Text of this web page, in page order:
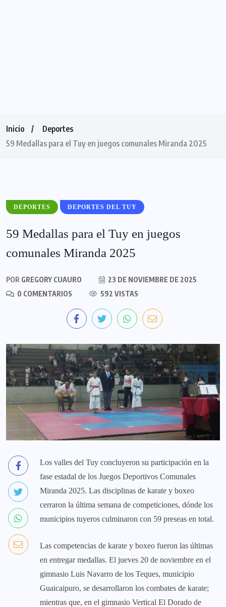
Inicio
Deportes
59 Medallas para el Tuy en juegos comunales Miranda 2025
DEPORTES DEPORTES DEL TUY
59 Medallas para el Tuy en juegos
comunales Miranda 2025
POR GREGORY CUAURO
23 DE NOVIEMBRE DE 2025
0 COMENTARIOS
592 VISTAS
Los valles del Tuy concluyeron su participación en la
fase estadal de los Juegos Deportivos Comunales
Miranda 2025. Las disciplinas de karate y boxeo
cerraron la última semana de competiciones, dónde los
municipios tuyeros culminaron con 59 preseas en total.
Las competencias de karate y boxeo fueron las últimas
en entregar medallas. El jueves 20 de noviembre en el
gimnasio Luis Navarro de los Teques, municipio
Guaicaipuro, se desarrollaron los combates de karate;
mientras que, en el gimnasio Vertical El Dorado de